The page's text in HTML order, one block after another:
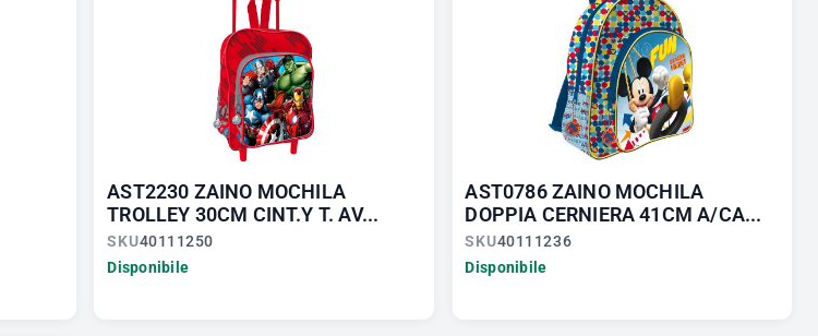
AST2230 ZAINO MOCHILA
TROLLEY 30CM CINT.Y T. AV...
SKU40111250
Disponibile
AST0786 ZAINO MOCHILA
DOPPIA CERNIERA 41CM A/CA...
SKU40111236
Disponibile